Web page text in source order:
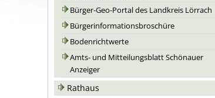
Bürger-Geo-Portal des Landkreis Lörrach
Bürgerinformationsbroschüre
Bodenrichtwerte
Amts- und Mitteilungsblatt Schönauer
Anzeiger
Rathaus